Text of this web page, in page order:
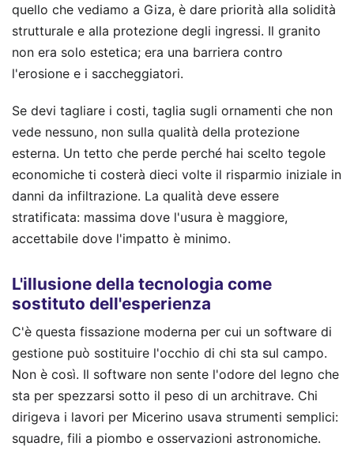
quello che vediamo a Giza, è dare priorità alla solidità
strutturale e alla protezione degli ingressi. Il granito
non era solo estetica; era una barriera contro
l'erosione e i saccheggiatori.
Se devi tagliare i costi, taglia sugli ornamenti che non
vede nessuno, non sulla qualità della protezione
esterna. Un tetto che perde perché hai scelto tegole
economiche ti costerà dieci volte il risparmio iniziale in
danni da infiltrazione. La qualità deve essere
stratificata: massima dove l'usura è maggiore,
accettabile dove l'impatto è minimo.
L'illusione della tecnologia come
sostituto dell'esperienza
C'è questa fissazione moderna per cui un software di
gestione può sostituire l'occhio di chi sta sul campo.
Non è così. Il software non sente l'odore del legno che
sta per spezzarsi sotto il peso di un architrave. Chi
dirigeva i lavori per Micerino usava strumenti semplici:
squadre, fili a piombo e osservazioni astronomiche.